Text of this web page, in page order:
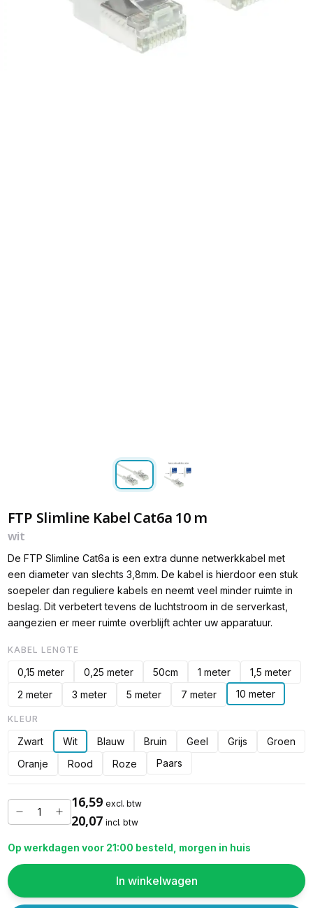
FTP Slimline Kabel Cat6a 10 m
wit
De FTP Slimline Cat6a is een extra dunne netwerkkabel met
een diameter van slechts 3,8mm. De kabel is hierdoor een stuk
soepeler dan reguliere kabels en neemt veel minder ruimte in
beslag. Dit verbetert tevens de luchtstroom in de serverkast,
aangezien er meer ruimte overblijft achter uw apparatuur.
KABEL LENGTE
0,15 meter 0,25 meter 50cm 1 meter
1,5 meter
2 meter
3 meter 5 meter 7 meter 10 meter
KLEUR
Zwart Wit Blauw Bruin Geel Grijs
Groen
Oranje
Rood Roze Paars
16,59 excl. btw
20,07 incl. btw
Op werkdagen voor 21:00 besteld, morgen in huis
In winkelwagen